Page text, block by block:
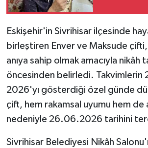
Eskişehir'in Sivrihisar ilçesinde
birleştiren Enver ve Maksude
anıya sahip olmak amacıyla nikâh
öncesinden belirledi. Takvimlerin
2026'yı gösterdiği özel günde
çift, hem rakamsal uyumu hem de
nedeniyle 26.06.2026 tarihini
Sivrihisar Belediyesi Nikâh